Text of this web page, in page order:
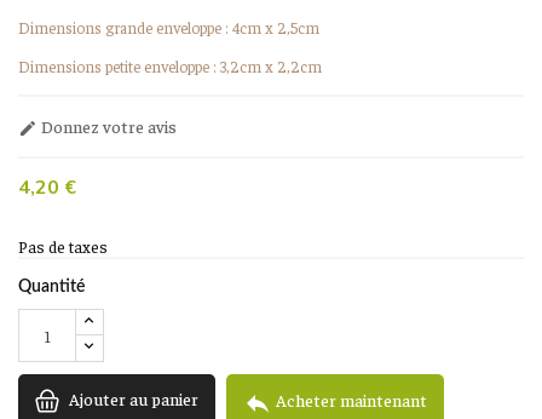
Dimensions grande enveloppe : 4cm x 2,5cm
Dimensions petite enveloppe : 3,2cm x 2,2cm
 Donnez votre avis
4,20 €
Pas de taxes
Quantité
Ajouter au panier  Acheter maintenant